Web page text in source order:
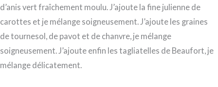
d’anis vert fraîchement moulu. J’ajoute la fine julienne de
carottes et je mélange soigneusement. J’ajoute les graines
de tournesol, de pavot et de chanvre, je mélange
soigneusement. J’ajoute enfin les tagliatelles de Beaufort, je
mélange délicatement.